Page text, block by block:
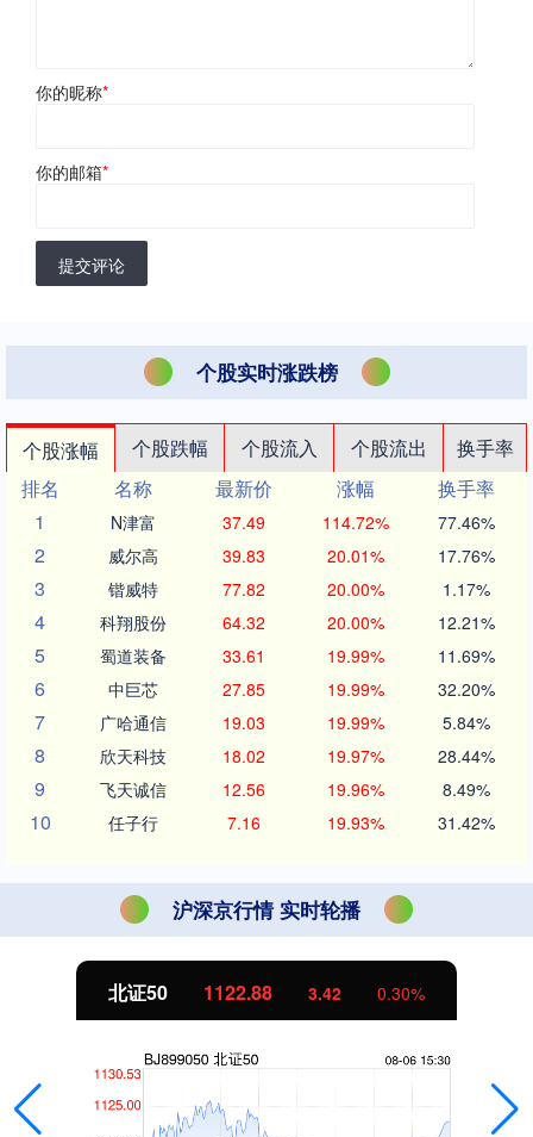
你的昵称*
你的邮箱*
提交评论
个股实时涨跌榜
个股涨幅 个股跌幅 个股流入 个股流出
换手率
排名
名称 最新价 涨幅
换手率
1
N津富 37.49 114.72% 77.46%
2 威尔高 39.83 20.01% 17.76%
3 锴威特 77.82 20.00% 1.17%
4 科翔股份 64.32 20.00% 12.21%
5 蜀道装备 33.61 19.99% 11.69%
6 中巨芯 27.85 19.99% 32.20%
7 广哈通信 19.03 19.99% 5.84%
8 欣天科技 18.02 19.97% 28.44%
9 飞天诚信 12.56 19.96% 8.49%
10 任子行 7.16 19.93% 31.42%
沪深京行情 实时轮播
北证50 1122.88 3.42 0.30%